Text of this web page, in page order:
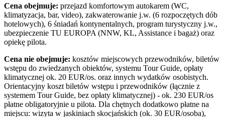
Cena obejmuje: przejazd komfortowym autokarem (WC,
klimatyzacja, bar, video), zakwaterowanie j.w. (6 rozpoczętych dób
hotelowych), 6 śniadań kontynentalnych, program turystyczny j.w.,
ubezpieczenie TU EUROPA (NNW, KL, Assistance i bagaż) oraz
opiekę pilota.
Cena nie obejmuje: kosztów miejscowych przewodników, biletów
wstępu do zwiedzanych obiektów, systemu Tour Guide, opłaty
klimatycznej ok. 20 EUR/os. oraz innych wydatków osobistych.
Orientacyjny koszt biletów wstępu i przewodników (łącznie z
systemem Tour Guide, bez opłaty klimatycznej) - ok. 230 EUR/os
płatne obligatoryjnie u pilota. Dla chętnych dodatkowo płatne na
miejscu: wizyta w jaskiniach skocjańskich (ok. 30 EUR/osoba),